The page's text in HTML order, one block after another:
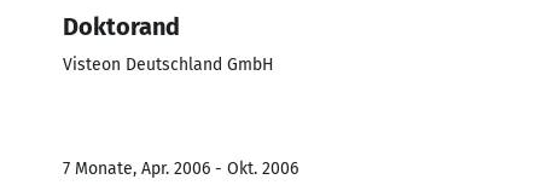
Doktorand
Visteon Deutschland GmbH
7 Monate, Apr. 2006 - Okt. 2006